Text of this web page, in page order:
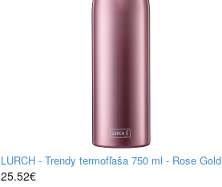
LURCH - Trendy termofľaša 750 ml - Rose Gold
25.52€